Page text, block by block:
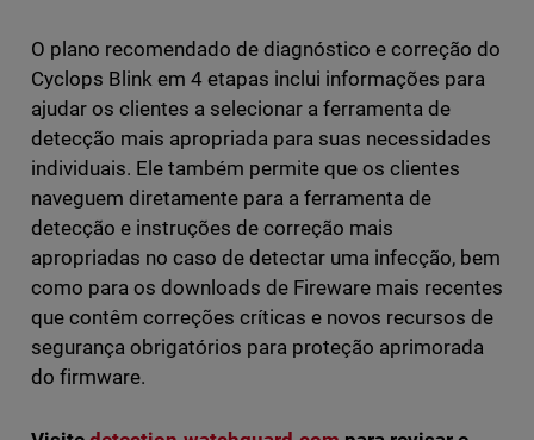
O plano recomendado de diagnóstico e correção do
Cyclops Blink em 4 etapas inclui informações para
ajudar os clientes a selecionar a ferramenta de
detecção mais apropriada para suas necessidades
individuais. Ele também permite que os clientes
naveguem diretamente para a ferramenta de
detecção e instruções de correção mais
apropriadas no caso de detectar uma infecção, bem
como para os downloads de Fireware mais recentes
que contêm correções críticas e novos recursos de
segurança obrigatórios para proteção aprimorada
do firmware.